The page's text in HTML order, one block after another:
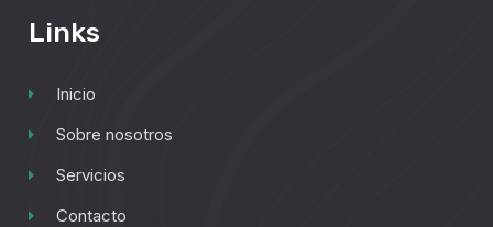
Links
Inicio
Sobre nosotros
Servicios
Contacto